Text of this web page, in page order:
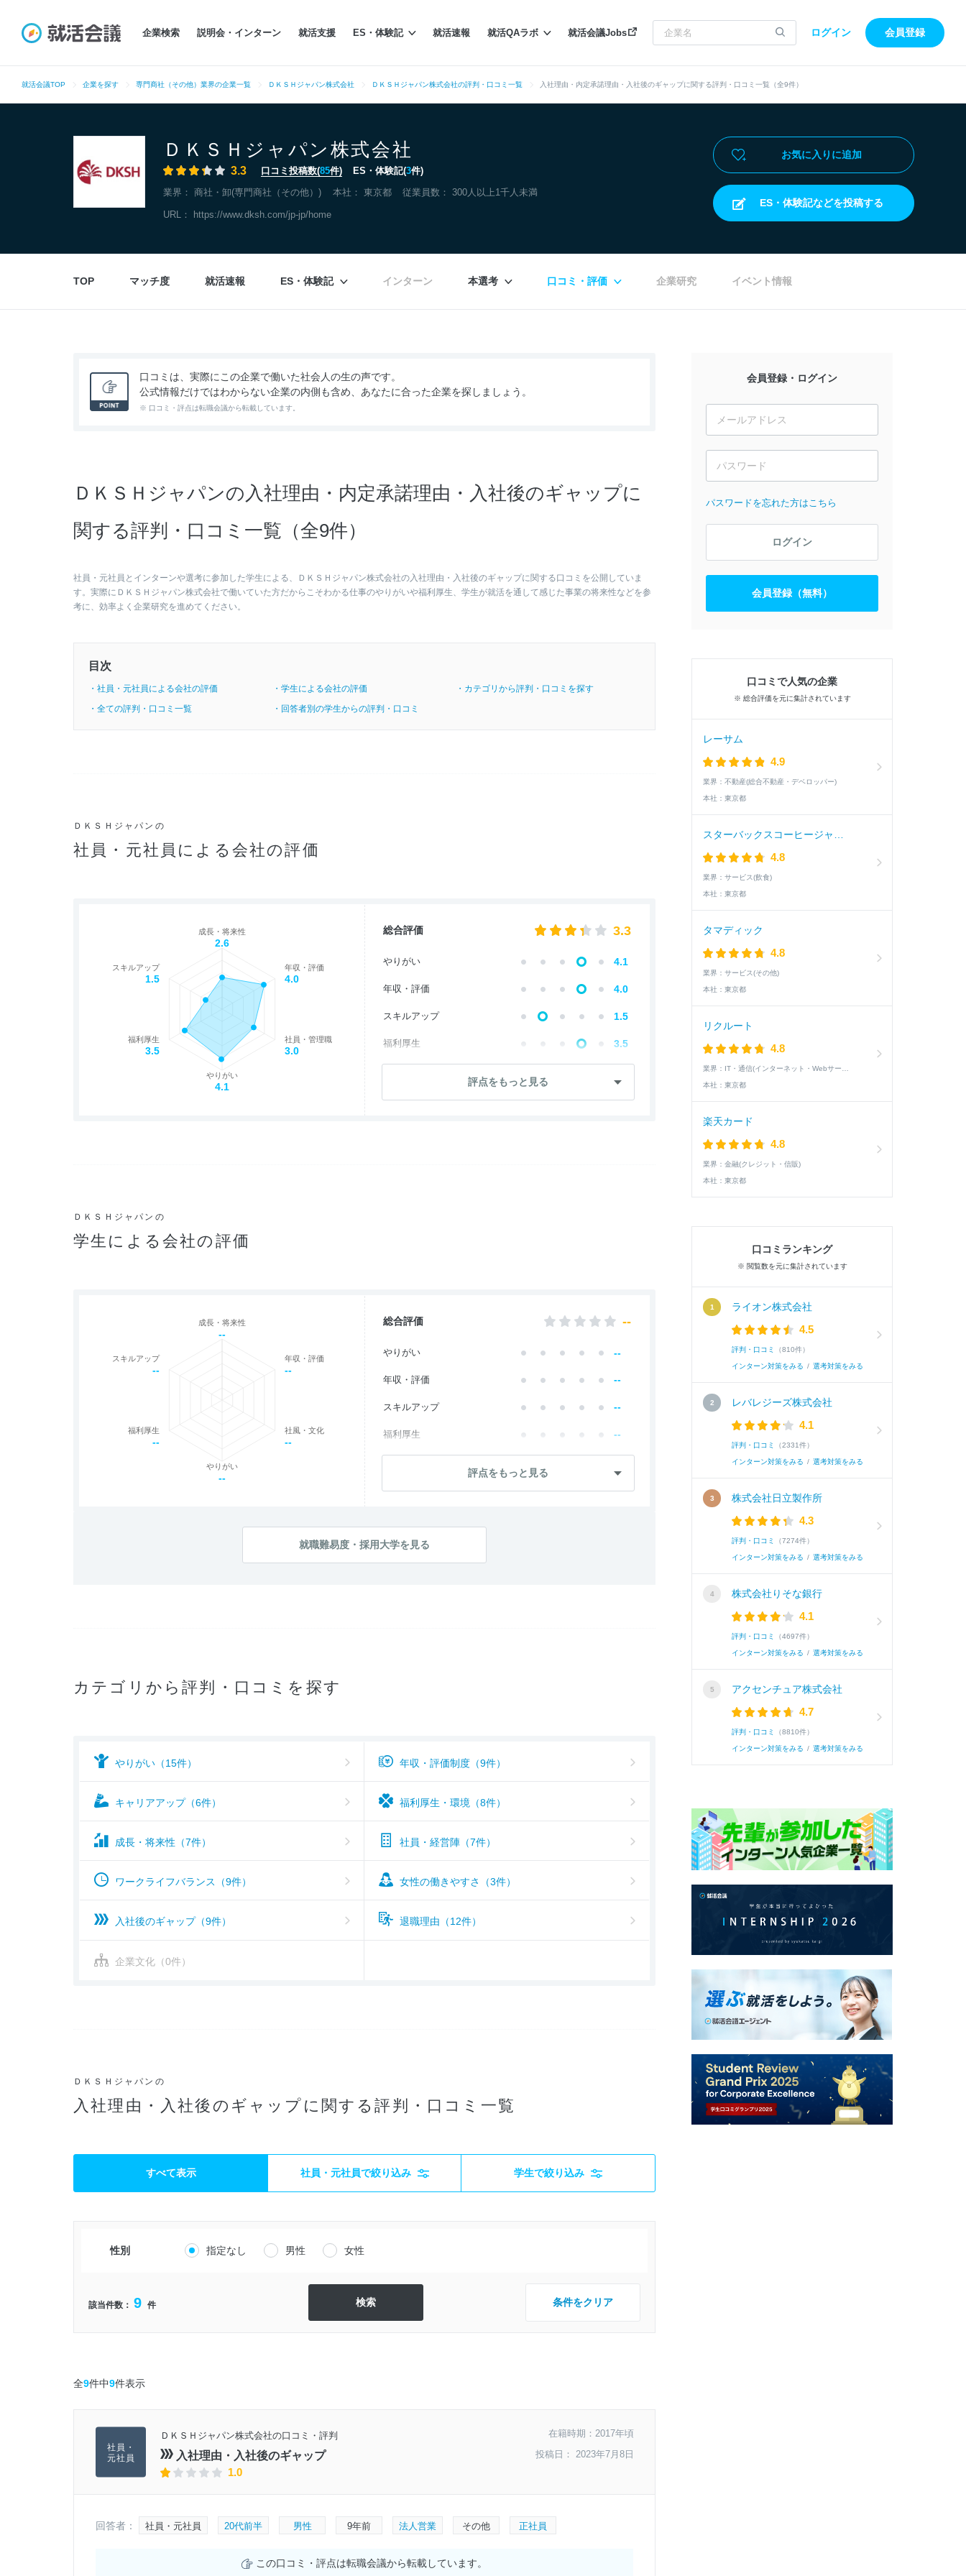
企業検索 説明会・インターン 就活支援 ES・体験記 就活速報 就活QAラボ 就活会議Jobs ログイン 会員登録
就活会議TOP 企業を探す 専門商社（その他）業界の企業一覧 ＤＫＳＨジャパン株式会社 ＤＫＳＨジャパン株式会社の評判・口コミ一覧 入社理由・内定承諾理由・入社後のギャップに関する評判・口コミ一覧（全9件）
ＤＫＳＨジャパン株式会社
3.3 口コミ投稿数(85件) ES・体験記(3件)
業界： 商社・卸(専門商社（その他）) 本社： 東京都 従業員数： 300人以上1千人未満
URL： https://www.dksh.com/jp-jp/home
お気に入りに追加
ES・体験記などを投稿する
TOP マッチ度 就活速報 ES・体験記 インターン 本選考 口コミ・評価 企業研究 イベント情報
口コミは、実際にこの企業で働いた社会人の生の声です。
公式情報だけではわからない企業の内側も含め、あなたに合った企業を探しましょう。
※ 口コミ・評点は転職会議から転載しています。
ＤＫＳＨジャパンの入社理由・内定承諾理由・入社後のギャップに
関する評判・口コミ一覧（全9件）
社員・元社員とインターンや選考に参加した学生による、ＤＫＳＨジャパン株式会社の入社理由・入社後のギャップに関する口コミを公開していま
す。実際にＤＫＳＨジャパン株式会社で働いていた方だからこそわかる仕事のやりがいや福利厚生、学生が就活を通して感じた事業の将来性などを参
考に、効率よく企業研究を進めてください。
目次
・社員・元社員による会社の評価 ・学生による会社の評価
・カテゴリから評判・口コミを探す
・全ての評判・口コミ一覧
・回答者別の学生からの評判・口コミ
ＤＫＳＨジャパンの
社員・元社員による会社の評価
評点をもっと見る
成長・将来性
2.6
年収・評価
4.0
社員・管理職
3.0
やりがい
4.1
福利厚生
3.5
スキルアップ
1.5
総合評価 3.3
やりがい 4.1
年収・評価 4.0
スキルアップ 1.5
福利厚生 3.5
社員・管理職 3.0
ＤＫＳＨジャパンの
学生による会社の評価
評点をもっと見る
成長・将来性
--
年収・評価
--
社風・文化
--
やりがい
--
福利厚生
--
スキルアップ
--
総合評価 --
やりがい --
年収・評価 --
スキルアップ --
福利厚生 --
社員・管理職 --
社風・文化
就職難易度・採用大学を見る
カテゴリから評判・口コミを探す
やりがい（15件） 年収・評価制度（9件）
キャリアアップ（6件） 福利厚生・環境（8件）
成長・将来性（7件） 社員・経営陣（7件）
ワークライフバランス（9件） 女性の働きやすさ（3件）
入社後のギャップ（9件） 退職理由（12件）
企業文化（0件）
ＤＫＳＨジャパンの
入社理由・入社後のギャップに関する評判・口コミ一覧
すべて表示 社員・元社員で絞り込み 学生で絞り込み
性別 指定なし 男性 女性
該当件数： 9 件 条件をクリア
全9件中9件表示
ＤＫＳＨジャパン株式会社の口コミ・評判
入社理由・入社後のギャップ
1.0
在籍時期：2017年頃
投稿日： 2023年7月8日
回答者： 社員・元社員 20代前半 男性 9年前 法人営業 その他 正社員
この口コミ・評点は転職会議から転載しています。
会員登録・ログイン
パスワードを忘れた方はこちら
ログイン
会員登録（無料）
口コミで人気の企業
※ 総合評価を元に集計されています
レーサム
4.9
業界： 不動産(総合不動産・デベロッパー)
本社： 東京都
4.8
業界： サービス(飲食)
本社： 東京都
タマディック
4.8
業界： サービス(その他)
本社： 東京都
リクルート
4.8
業界：
本社： 東京都
楽天カード
4.8
業界： 金融(クレジット・信販)
本社： 東京都
口コミランキング
※ 閲覧数を元に集計されています
ライオン株式会社
4.5
評判・口コミ （810件）
インターン対策をみる / 選考対策をみる
レバレジーズ株式会社
4.1
評判・口コミ （2331件）
インターン対策をみる / 選考対策をみる
株式会社日立製作所
4.3
評判・口コミ （7274件）
インターン対策をみる / 選考対策をみる
株式会社りそな銀行
4.1
評判・口コミ （4697件）
インターン対策をみる / 選考対策をみる
アクセンチュア株式会社
4.7
評判・口コミ （8810件）
インターン対策をみる / 選考対策をみる